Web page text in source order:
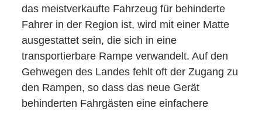
das meistverkaufte Fahrzeug für behinderte
Fahrer in der Region ist, wird mit einer Matte
ausgestattet sein, die sich in eine
transportierbare Rampe verwandelt. Auf den
Gehwegen des Landes fehlt oft der Zugang zu
den Rampen, so dass das neue Gerät
behinderten Fahrgästen eine einfachere